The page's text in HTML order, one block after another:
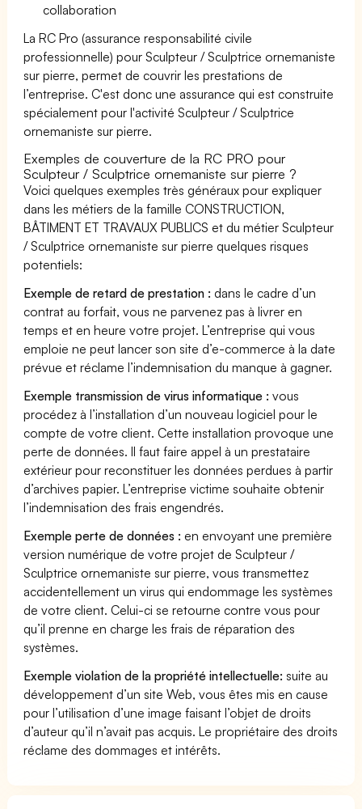
collaboration
La RC Pro (assurance responsabilité civile
professionnelle) pour Sculpteur / Sculptrice ornemaniste
sur pierre, permet de couvrir les prestations de
l’entreprise. C'est donc une assurance qui est construite
spécialement pour l'activité Sculpteur / Sculptrice
ornemaniste sur pierre.
Exemples de couverture de la RC PRO pour
Sculpteur / Sculptrice ornemaniste sur pierre ?
Voici quelques exemples très généraux pour expliquer
dans les métiers de la famille CONSTRUCTION,
BÂTIMENT ET TRAVAUX PUBLICS et du métier Sculpteur
/ Sculptrice ornemaniste sur pierre quelques risques
potentiels:
Exemple de retard de prestation : dans le cadre d’un
contrat au forfait, vous ne parvenez pas à livrer en
temps et en heure votre projet. L’entreprise qui vous
emploie ne peut lancer son site d’e-commerce à la date
prévue et réclame l’indemnisation du manque à gagner.
Exemple transmission de virus informatique : vous
procédez à l’installation d’un nouveau logiciel pour le
compte de votre client. Cette installation provoque une
perte de données. Il faut faire appel à un prestataire
extérieur pour reconstituer les données perdues à partir
d’archives papier. L’entreprise victime souhaite obtenir
l’indemnisation des frais engendrés.
Exemple perte de données : en envoyant une première
version numérique de votre projet de Sculpteur /
Sculptrice ornemaniste sur pierre, vous transmettez
accidentellement un virus qui endommage les systèmes
de votre client. Celui-ci se retourne contre vous pour
qu’il prenne en charge les frais de réparation des
systèmes.
Exemple violation de la propriété intellectuelle: suite au
développement d’un site Web, vous êtes mis en cause
pour l’utilisation d’une image faisant l’objet de droits
d’auteur qu’il n’avait pas acquis. Le propriétaire des droits
réclame des dommages et intérêts.